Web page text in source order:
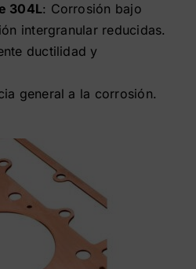
304L: Corrosión bajo
intergranular reducidas.
ductilidad y
general a la corrosión.